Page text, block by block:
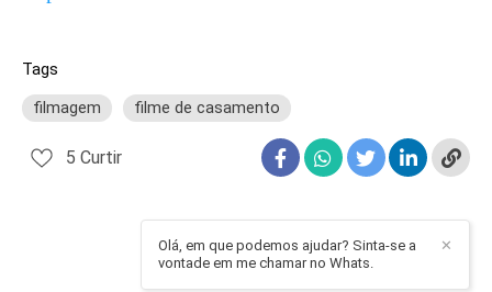
Tags
filmagem
filme de casamento
5 Curtir
✕
Olá, em que podemos ajudar? Sinta-se a
vontade em me chamar no Whats.